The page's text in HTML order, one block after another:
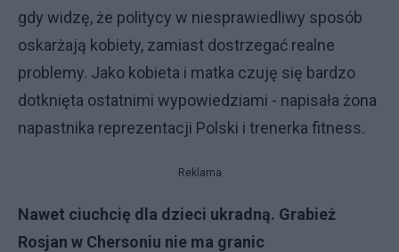
gdy widzę, że politycy w niesprawiedliwy sposób
oskarżają kobiety, zamiast dostrzegać realne
problemy. Jako kobieta i matka czuję się bardzo
dotknięta ostatnimi wypowiedziami - napisała żona
napastnika reprezentacji Polski i trenerka fitness.
Reklama
Nawet ciuchcię dla dzieci ukradną. Grabież
Rosjan w Chersoniu nie ma granic